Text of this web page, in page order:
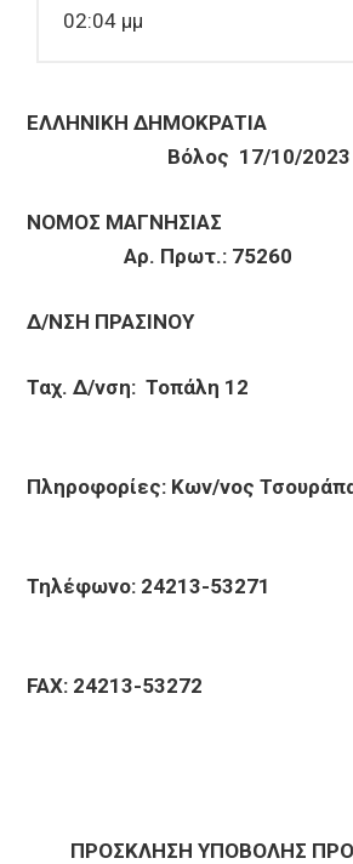
02:04 μμ
ΕΛΛΗΝΙΚΗ
Βόλος 17/10/2023
ΝΟΜΟΣ
Αρ. Πρωτ.: 75260
Δ/ΝΣΗ ΠΡΑΣΙΝΟΥ
Ταχ. Δ/νση: Τοπάλη 12
Πληροφορίες: Κων/νος
Τηλέφωνο: 24213-53271
FAX: 24213-
ΠΡΟΣΚΛΗΣΗ ΥΠΟΒΟΛΗΣ